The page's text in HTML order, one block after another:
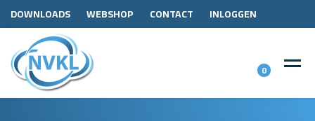
DOWNLOADS WEBSHOP CONTACT INLOGGEN
0